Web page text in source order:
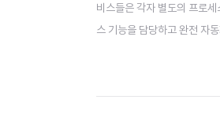
비스들은 각자 별도의 프로
스 기능을 담당하고 완전 자